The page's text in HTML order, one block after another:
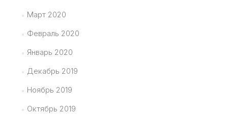
Март 2020
Февраль 2020
Январь 2020
Декабрь 2019
Ноябрь 2019
Октябрь 2019